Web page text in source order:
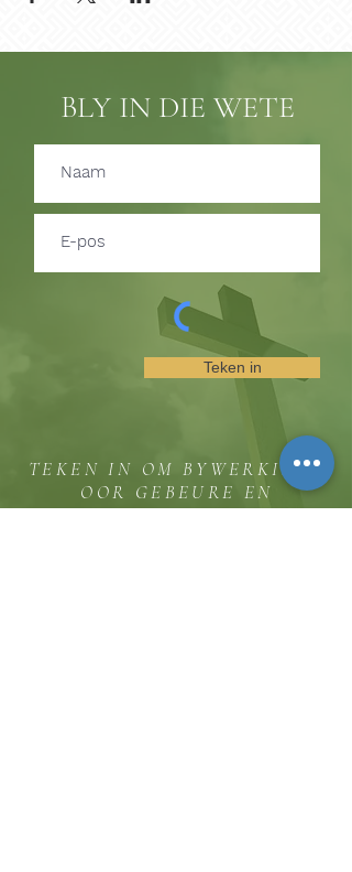
BLY IN DIE WETE
Teken in
TEKEN IN OM BYWERKINGS
OOR GEBEURE EN
BEDIENINGGELEENTHEDE TE